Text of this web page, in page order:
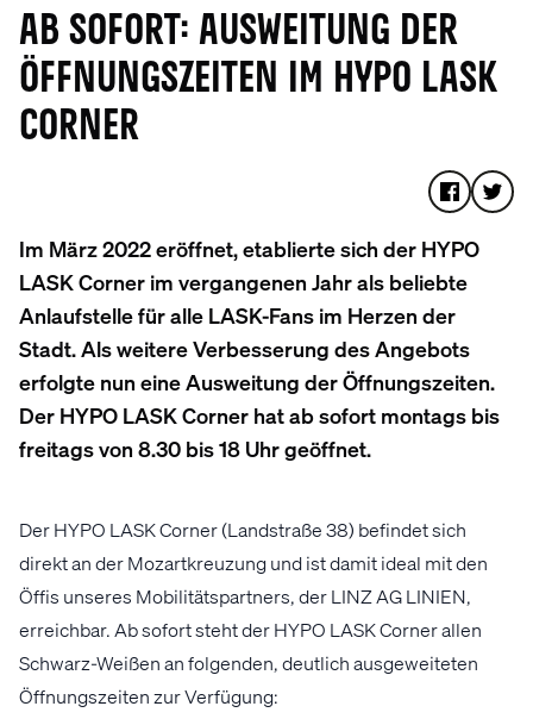
AB SOFORT: AUSWEITUNG DER
ÖFFNUNGSZEITEN IM HYPO LASK
CORNER
Im März 2022 eröffnet, etablierte sich der HYPO
LASK Corner im vergangenen Jahr als beliebte
Anlaufstelle für alle LASK-Fans im Herzen der
Stadt. Als weitere Verbesserung des Angebots
erfolgte nun eine Ausweitung der Öffnungszeiten.
Der HYPO LASK Corner hat ab sofort montags bis
freitags von 8.30 bis 18 Uhr geöffnet.
Der HYPO LASK Corner (Landstraße 38) befindet sich
direkt an der Mozartkreuzung und ist damit ideal mit den
Öffis unseres Mobilitätspartners, der LINZ AG LINIEN,
erreichbar. Ab sofort steht der HYPO LASK Corner allen
Schwarz-Weißen an folgenden, deutlich ausgeweiteten
Öffnungszeiten zur Verfügung: